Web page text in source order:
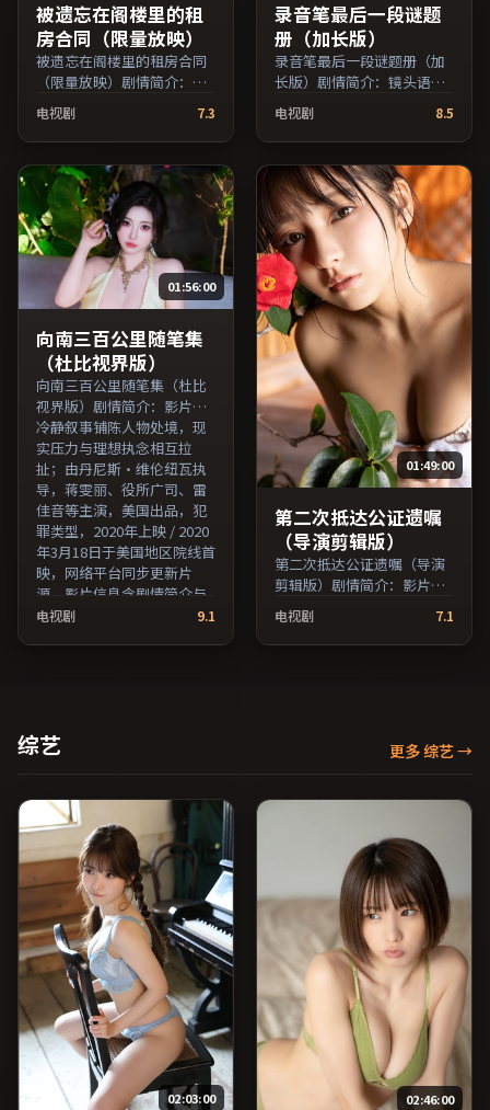
被遗忘在阁楼里的租
房合同（限量放映）
被遗忘在阁楼里的租房合同
（限量放映）剧情简介：节
奏在沉静与爆发之间交替，
悬念逐步揭开却保留开放式
回味；由郭帆执导，役所广
司、木村拓哉、凯特·布兰
切特等主演，中国台湾出
品，动作类型，2024年上映
/ 2024年1月4日于中国台湾
地区院线首映，网络平台同
步更新片源。整体观感沉稳
耐看，适合反复品味台词与
镜头。（国产影视资源大全
免费条目索引，支持片名与
演员交叉检索。）
电视剧 7.3
录音笔最后一段谜题
册（加长版）
录音笔最后一段谜题册（加
长版）剧情简介：镜头语言
克制而富有张力，剪辑节奏
贴合人物心理的起伏；由刁
亦男执导，佛罗伦斯·珀、
马修·麦康纳、长泽雅美等
主演，中国台湾出品，喜剧
类型，2017年上映 / 2017年
7月17日于中国台湾地区院线
首映，网络平台同步更新片
源。推荐给喜爱现实主义叙
事与人文关怀题材的影迷。
（国产影视资源大全免费条
目索引，支持片名与演员交
叉检索。）
电视剧 8.5
01:56:00
向南三百公里随笔集
（杜比视界版）
向南三百公里随笔集（杜比
视界版）剧情简介：影片以
冷静叙事铺陈人物处境，现
实压力与理想执念相互拉
扯；由丹尼斯·维伦纽瓦执
导，蒋雯丽、役所广司、雷
佳音等主演，美国出品，犯
罪类型，2020年上映 / 2020
年3月18日于美国地区院线首
映，网络平台同步更新片
源。影片信息含剧情简介与
主创阵容，便于检索与比
电视剧 9.1
01:49:00
第二次抵达公证遗嘱
（导演剪辑版）
第二次抵达公证遗嘱（导演
剪辑版）剧情简介：影片以
冷静叙事铺陈人物处境，现
实压力与理想执念相互拉
扯；由许鞍华执导，王俊
映，网络平台同步更新片
费条目索引，支持片名与演
员交叉检索。）
电视剧 7.1
综艺 更多 综艺→
02:03:00 02:46:00